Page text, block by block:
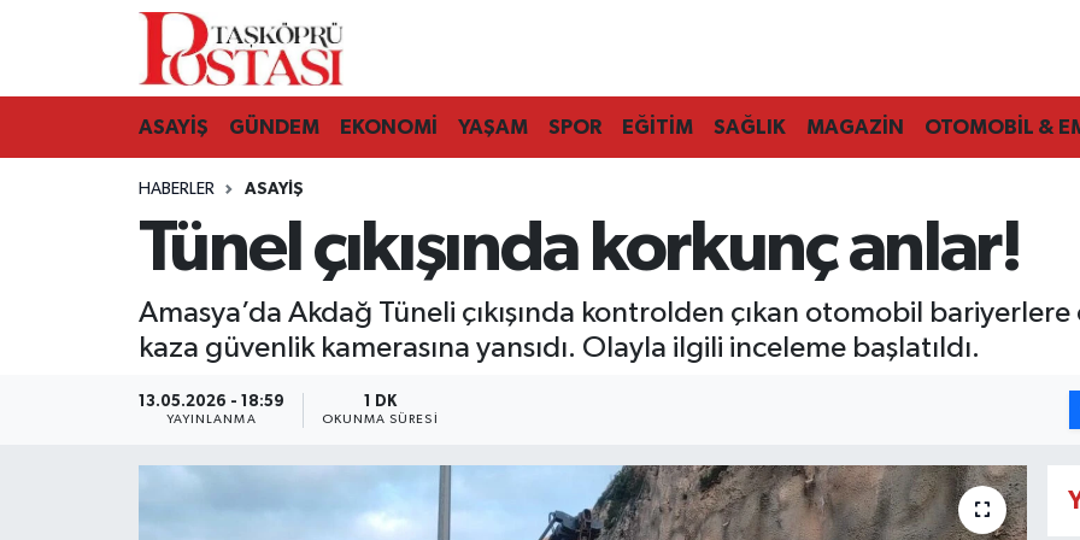
ASAYİŞ GÜNDEM EKONOMİ YAŞAM SPOR EĞİTİM SAĞLIK MAGAZİN OTOMOBİL &
HABERLER ASAYIŞ
Tünel çıkışında korkunç anlar!
Amasya’da Akdağ Tüneli çıkışında kontrolden çıkan otomobil
kaza güvenlik kamerasına yansıdı. Olayla ilgili inceleme başlatıldı.
13.05.2026 - 18:59
YAYINLANMA
1 DK
OKUNMA SÜRESI
Kastamonu Vefat Edenler
Araç Haberleri
Azdavay Haberleri
Bozkurt Haberleri